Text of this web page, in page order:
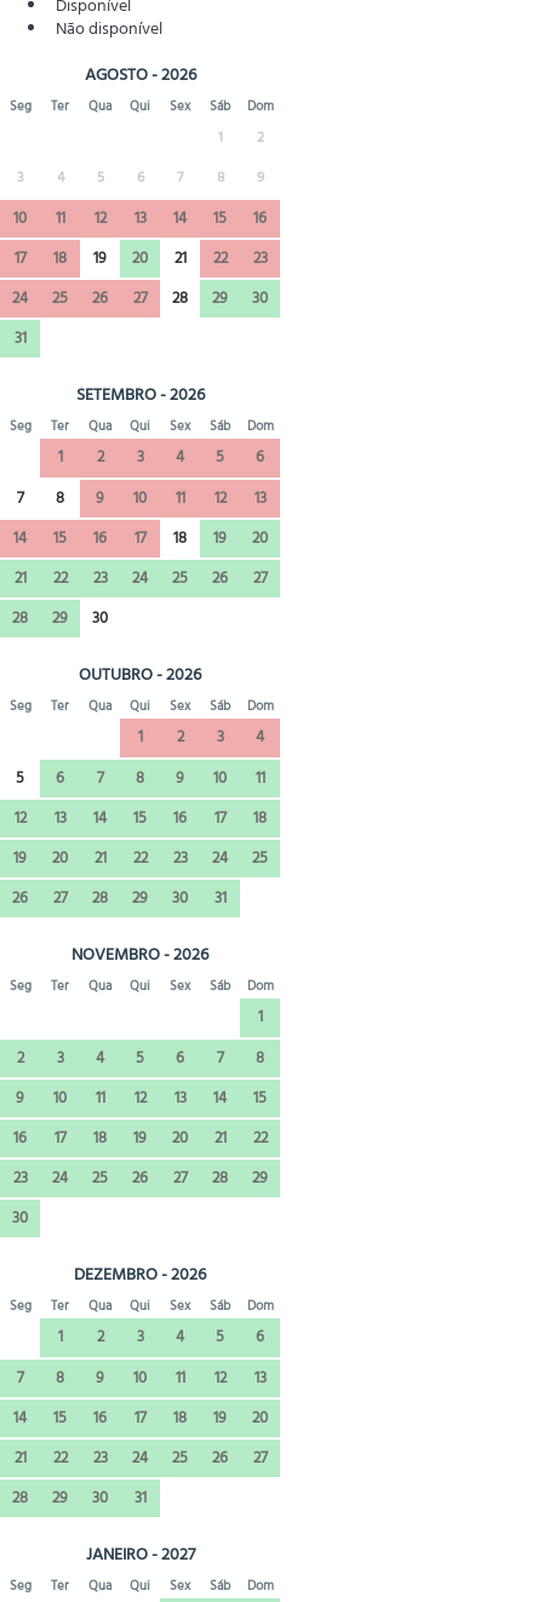
Disponível
Não disponível
AGOSTO - 2026
Seg Ter Qua Qui Sex Sáb Dom
1
2
3
4 5 6 7 8 9
10 11 12 13 14 15
16
17
18 19 20 21 22
23
24
25 26 27 28 29
30
31
SETEMBRO - 2026
Seg Ter Qua Qui Sex Sáb Dom
1 2 3 4 5
6
7
8 9 10 11 12
13
14
15 16 17 18 19
20
21
22 23 24 25 26
27
28
29 30
OUTUBRO - 2026
Seg Ter Qua Qui Sex Sáb Dom
1 2 3
4
5
6 7 8 9 10
11
12
13 14 15 16 17
18
19
20 21 22 23 24
25
26
27 28 29 30 31
NOVEMBRO - 2026
Seg Ter Qua Qui Sex Sáb Dom
1
2
3 4 5 6 7
8
9
10 11 12 13 14
15
16
17 18 19 20 21
22
23
24 25 26 27 28
29
30
DEZEMBRO - 2026
Seg Ter Qua Qui Sex Sáb Dom
1 2 3 4 5
6
7
8 9 10 11 12
13
14
15 16 17 18 19
20
21
22 23 24 25 26
27
28
29 30 31
JANEIRO - 2027
Seg Ter Qua Qui Sex Sáb Dom